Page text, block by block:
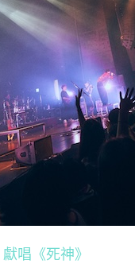
唱《死神》